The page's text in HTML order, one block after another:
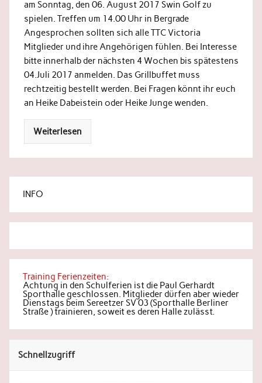
am Sonntag, den 06. August 2017 Swin Golf zu
spielen. Treffen um 14.00 Uhr in Bergrade
Angesprochen sollten sich alle TTC Victoria
Mitglieder und ihre Angehörigen fühlen. Bei Interesse
bitte innerhalb der nächsten 4 Wochen bis spätestens
04.Juli 2017 anmelden. Das Grillbuffet muss
rechtzeitig bestellt werden. Bei Fragen könnt ihr euch
an Heike Dabeistein oder Heike Junge wenden.
Weiterlesen
INFO
Training Ferienzeiten:
Achtung in den Schulferien ist die Paul Gerhardt
Sporthalle geschlossen. Mitglieder dürfen aber wieder
Dienstags beim Sereetzer SV 03 (Sporthalle Berliner
Straße ) trainieren, soweit es deren Halle zulässt.
Schnellzugriff